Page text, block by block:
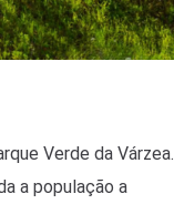
Verde da Várzea.
a população a